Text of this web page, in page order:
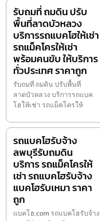
รับถมที่ ถมดิน ปรับ
พื้นที่ลาดบัวหลวง
บริการรถแบคโฮให้เช่า
รถแม็คโครให้เช่า
พร้อมคนขับ ให้บริการ
ทั่วประเทศ ราคาถูก
รับถมที่ ถมดิน ปรับพื้นที่
ลาดบัวหลวง บริการรถแบค
โฮให้เช่า รถแม็คโครให้
รถแบคโฮรับจ้าง
ลพบุรีรับถมดิน
บริการ รถแม็คโครให้
เช่า รถแบคโฮรับจ้าง
แบคโฮรับเหมา ราคา
ถูก
แบคโฮ.com รถแบคโฮรับจ้าง